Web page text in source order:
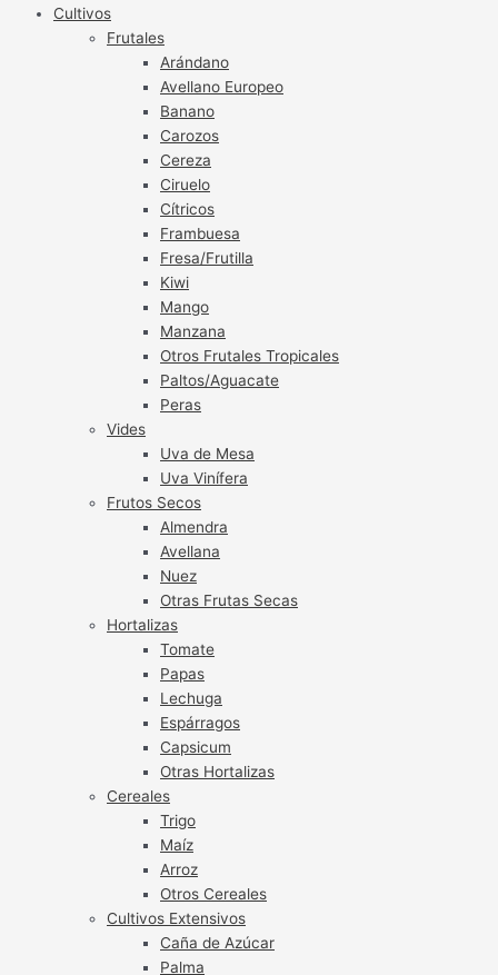
Cultivos
Frutales
Arándano
Avellano Europeo
Banano
Carozos
Cereza
Ciruelo
Cítricos
Frambuesa
Fresa/Frutilla
Kiwi
Mango
Manzana
Otros Frutales Tropicales
Paltos/Aguacate
Peras
Vides
Uva de Mesa
Uva Vinífera
Frutos Secos
Almendra
Avellana
Nuez
Otras Frutas Secas
Hortalizas
Tomate
Papas
Lechuga
Espárragos
Capsicum
Otras Hortalizas
Cereales
Trigo
Maíz
Arroz
Otros Cereales
Cultivos Extensivos
Caña de Azúcar
Palma